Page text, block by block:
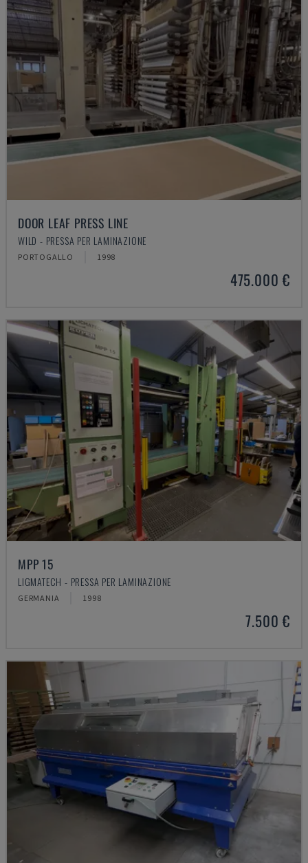
DOOR LEAF PRESS LINE
WILD - PRESSA PER LAMINAZIONE
PORTOGALLO 1998
475.000 €
MPP 15
LIGMATECH - PRESSA PER LAMINAZIONE
GERMANIA 1998
7.500 €